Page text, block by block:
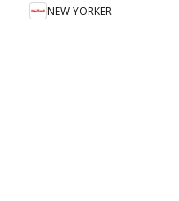
NEW YORKER